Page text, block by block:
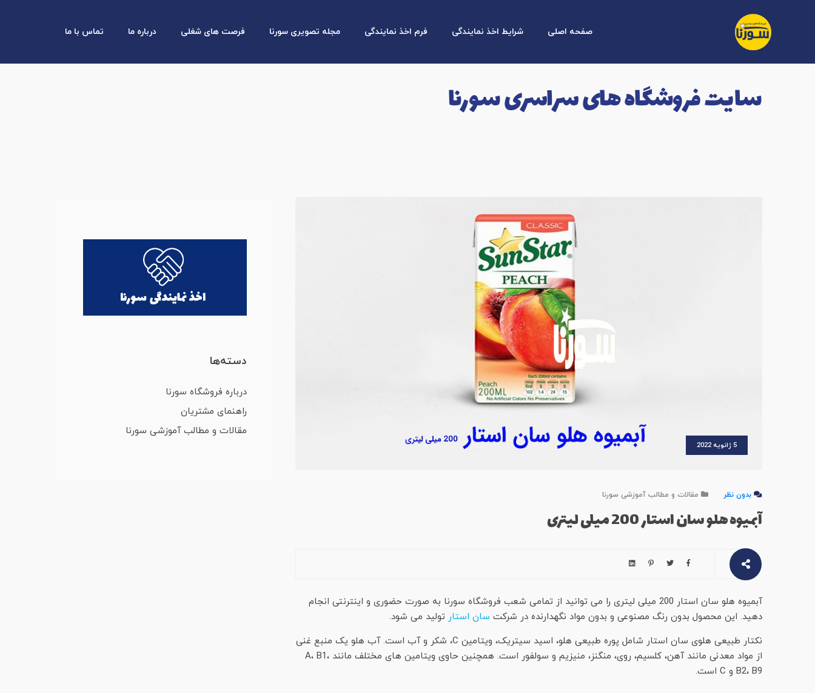
صفحه اصلی شرایط اخذ نمایندگی فرم اخذ نمایندگی مجله تصویری سورنا فرصت های شغلی درباره ما تماس با ما
سایت فروشگاه های سراسری سورنا
5 ژانویه 2022
بدون نظر مقالات و مطالب آموزشی سورنا
آبمیوه هلو سان استار 200 میلی لیتری
آبمیوه هلو سان استار 200 میلی لیتری را می توانید از تمامی شعب فروشگاه سورنا به صورت حضوری و اینترنتی انجام
دهید. این محصول بدون رنگ مصنوعی و بدون مواد نگهدارنده در شرکت سان استار تولید می شود.
نکتار طبیعی هلوی سان استار شامل پوره طبیعی هلو، اسید سیتریک، ویتامین C، شکر و آب است. آب هلو یک منبع غنی
از مواد معدنی مانند آهن، کلسیم، روی، منگنز، منیزیم و سولفور است. همچنین حاوی ویتامین های مختلف مانند A، B1،
B2، B9 و C است.
دسته‌ها
درباره فروشگاه سورنا
راهنمای مشتریان
مقالات و مطالب آموزشی سورنا